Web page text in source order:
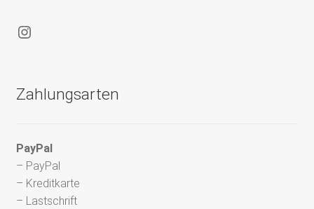
Instagram
Zahlungsarten
PayPal
– PayPal
– Kreditkarte
– Lastschrift